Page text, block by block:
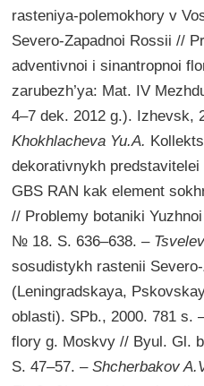
rasteniya-polemokhory v
Severo-Zapadnoi Rossii //
adventivnoi i sinantropnoi
zarubezh’ya: Mat. IV
4–7 dek. 2012 g.). Izhevsk,
Khokhlacheva Yu.A.
dekorativnykh
GBS RAN kak element
// Problemy botaniki
№ 18. S. 636–638. –
sosudistykh rastenii
(Leningradskaya,
oblasti). SPb., 2000. 781 s.
flory g. Moskvy // Byul. Gl.
S. 47–57. –Shcherbakov